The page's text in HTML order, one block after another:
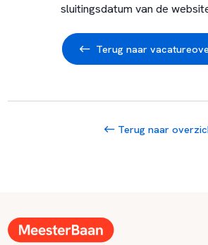
sluitingsdatum van de
Terug naar
Terug naar